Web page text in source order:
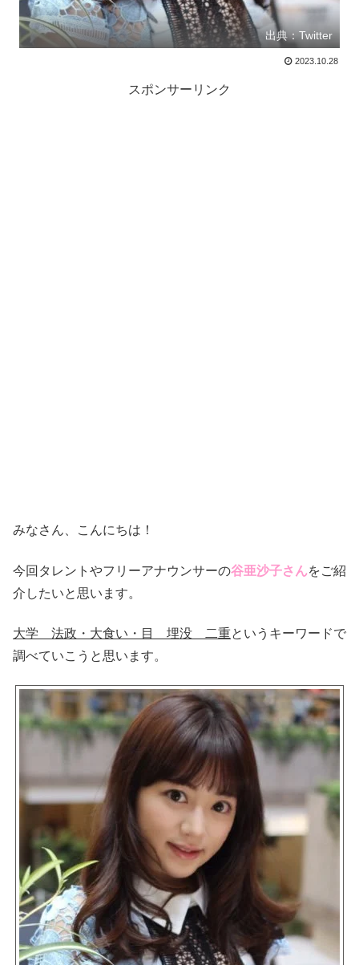
出典：Twitter
2023.10.28
スポンサーリンク
みなさん、こんにちは！
今回タレントやフリーアナウンサーの谷亜沙子さんをご紹
介したいと思います。
大学 法政・大食い・目 埋没 二重というキーワードで
調べていこうと思います。